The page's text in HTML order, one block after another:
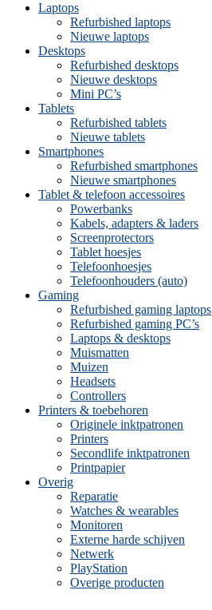
Laptops
Refurbished laptops
Nieuwe laptops
Desktops
Refurbished desktops
Nieuwe desktops
Mini PC’s
Tablets
Refurbished tablets
Nieuwe tablets
Smartphones
Refurbished smartphones
Nieuwe smartphones
Tablet & telefoon accessoires
Powerbanks
Kabels, adapters & laders
Screenprotectors
Tablet hoesjes
Telefoonhoesjes
Telefoonhouders (auto)
Gaming
Refurbished gaming laptops
Refurbished gaming PC’s
Laptops & desktops
Muismatten
Muizen
Headsets
Controllers
Printers & toebehoren
Originele inktpatronen
Printers
Secondlife inktpatronen
Printpapier
Overig
Reparatie
Watches & wearables
Monitoren
Externe harde schijven
Netwerk
PlayStation
Overige producten